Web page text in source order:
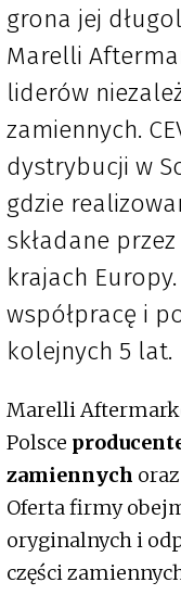
grona jej
Marelli
liderów
zamiennych.
dystrybucji w
gdzie
składane
krajach Europy.
współpracę i
kolejnych 5 lat.
Marelli
Polsce
zamiennych
Oferta firmy
oryginalnych i
części